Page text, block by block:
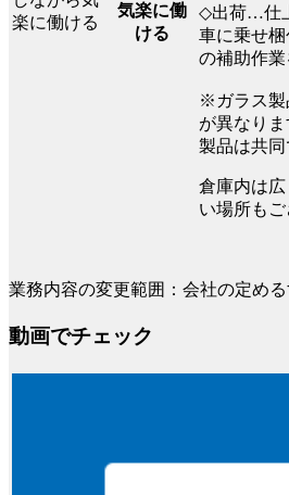
気楽に働
ける
◇出荷…仕
車に乗せ
の補助作業
※ガラス製
が異なり
製品は共同
倉庫内は
い場所もご
業務内容の変更範囲：会社の定め
動画でチェック